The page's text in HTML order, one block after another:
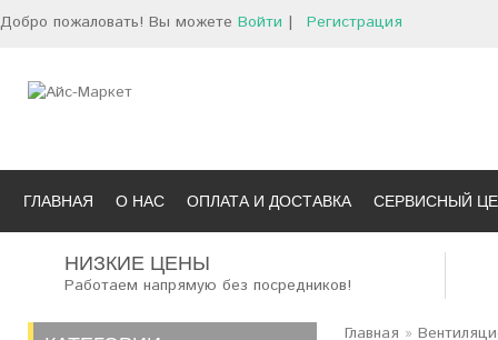
Добро пожаловать! Вы можете Войти | Регистрация
ГЛАВНАЯ О НАС ОПЛАТА И ДОСТАВКА СЕРВИСНЫЙ
НИЗКИЕ ЦЕНЫ
Работаем напрямую без посредников!
Главная »